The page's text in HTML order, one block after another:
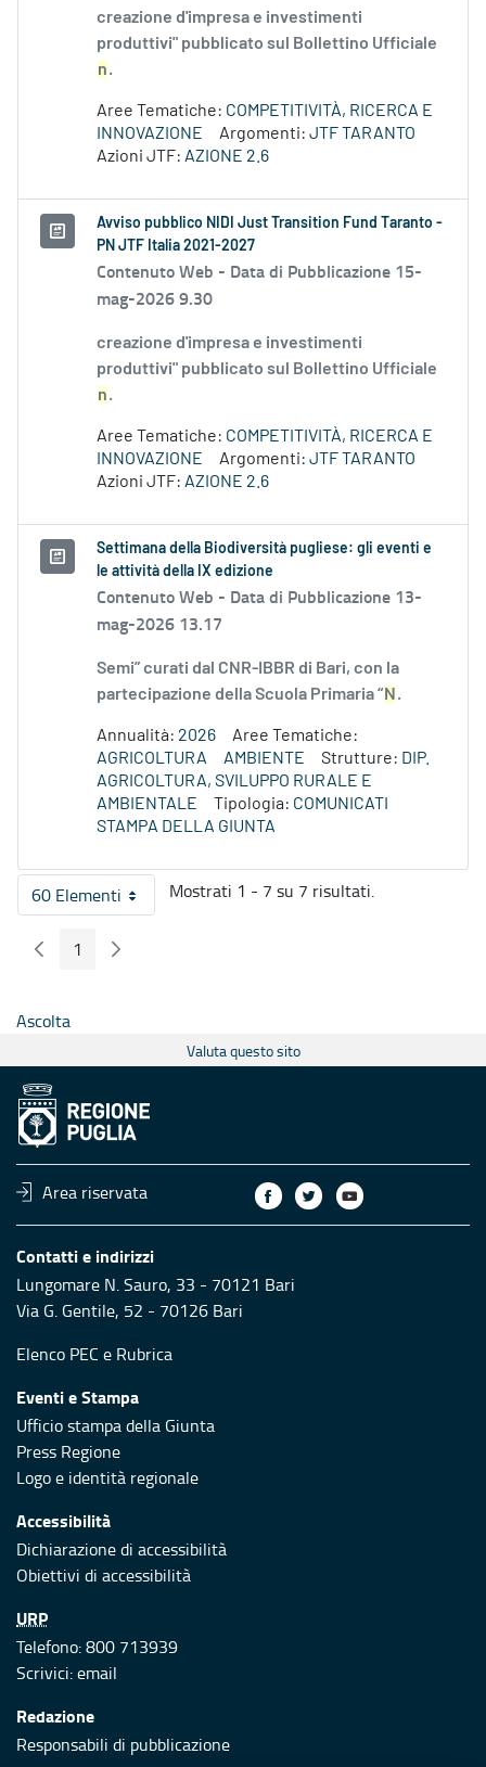
creazione d'impresa e investimenti
produttivi" pubblicato sul Bollettino Ufficiale
n.
Aree Tematiche: COMPETITIVITÀ, RICERCA E
INNOVAZIONE
Argomenti: JTF TARANTO
Azioni JTF: AZIONE 2.6
Avviso pubblico NIDI Just Transition Fund Taranto -
PN JTF Italia 2021-2027
Contenuto Web - Data di Pubblicazione 15-
mag-2026 9.30
creazione d'impresa e investimenti
produttivi" pubblicato sul Bollettino Ufficiale
n.
Aree Tematiche: COMPETITIVITÀ, RICERCA E
INNOVAZIONE
Argomenti: JTF TARANTO
Azioni JTF: AZIONE 2.6
Settimana della Biodiversità pugliese: gli eventi e
le attività della IX edizione
Contenuto Web - Data di Pubblicazione 13-
mag-2026 13.17
Semi” curati dal CNR-IBBR di Bari, con la
partecipazione della Scuola Primaria “ N .
Annualità: 2026
Aree Tematiche:
AGRICOLTURA
AMBIENTE Strutture: DIP.
AGRICOLTURA, SVILUPPO RURALE E
AMBIENTALE
Tipologia: COMUNICATI
STAMPA DELLA GIUNTA
60 ElementiPer pagina
Mostrati 1 - 7 su 7 risultati.
Pagina Precedente
Pagina
1 Pagina Seguente
Ascolta
Valuta questo sito
Area riservata
Contatti e indirizzi
Lungomare N. Sauro, 33 - 70121 Bari
Via G. Gentile, 52 - 70126 Bari
Elenco PEC e Rubrica
Eventi e Stampa
Ufficio stampa della Giunta
Press Regione
Logo e identità regionale
Accessibilità
Dichiarazione di accessibilità
Obiettivi di accessibilità
URP
Telefono: 800 713939
Scrivici:email
Redazione
Responsabili di pubblicazione